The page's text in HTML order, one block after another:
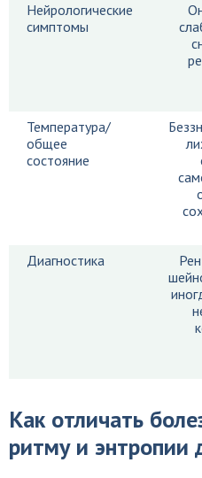
Нейрологические
симптомы
Температура/
общее
состояние
Диагностика
Как отличать
ритму и энтропии